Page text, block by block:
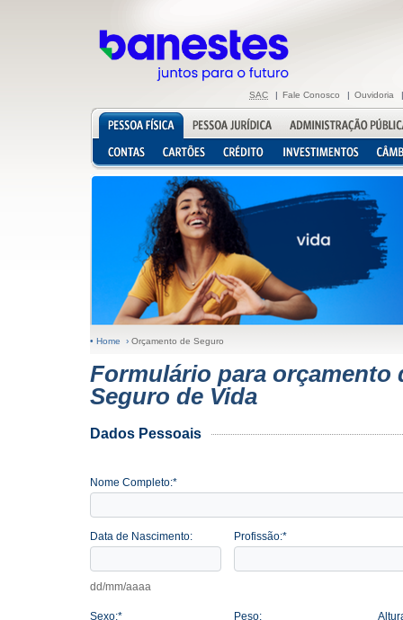
SAC | Fale Conosco | Ouvidoria |
• Home › Orçamento de Seguro
Formulário para orçamento
Seguro de Vida
Dados Pessoais
Nome Completo:*
Data de Nascimento:
dd/mm/aaaa
Profissão:*
Sexo:* Peso: